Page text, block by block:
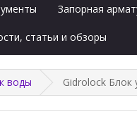
Запорная
статьи и обзоры
воды Gidrolock Блок